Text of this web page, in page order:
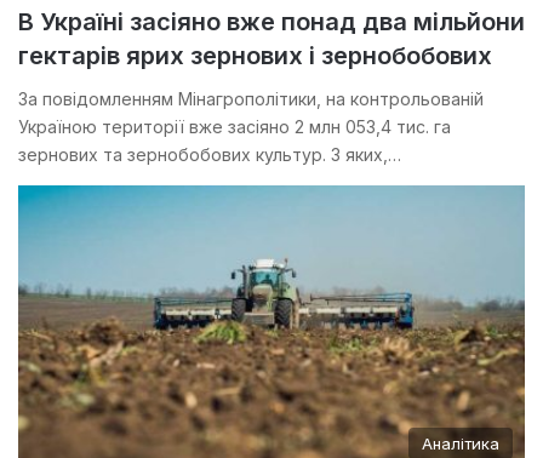
В Україні засіяно вже понад два мільйони
гектарів ярих зернових і зернобобових
За повідомленням Мінагрополітики, на контрольованій
Україною території вже засіяно 2 млн 053,4 тис. га
зернових та зернобобових культур. З яких,…
Аналітика